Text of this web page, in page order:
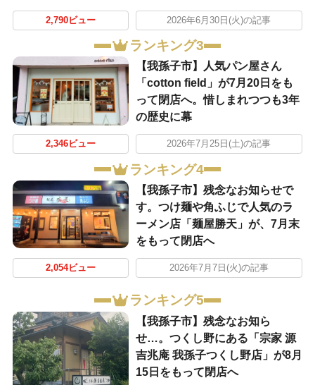
2,790ビュー 2026年6月30日(火)の記事
ランキング3
​【我孫子市】人気パン屋さん
「cotton field」が7月20日をも
って閉店へ。惜しまれつつも3年
の歴史に幕
2,346ビュー 2026年7月25日(土)の記事
ランキング4
​【我孫子市】残念なお知らせで
す。つけ麺や角ふじで人気のラ
ーメン店「麺屋勝天」が、7月末
をもって閉店へ
2,054ビュー 2026年7月7日(火)の記事
ランキング5
【我孫子市】残念なお知ら
せ…。つくし野にある「宗家 源
吉兆庵 我孫子つくし野店」が8月
15日をもって閉店へ